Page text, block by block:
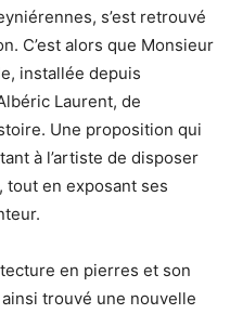
s’est retrouvé
C’est alors que Monsieur
installée depuis
Laurent, de
Une proposition qui
à l’artiste de disposer
tout en exposant ses
en pierres et son
trouvé une nouvelle